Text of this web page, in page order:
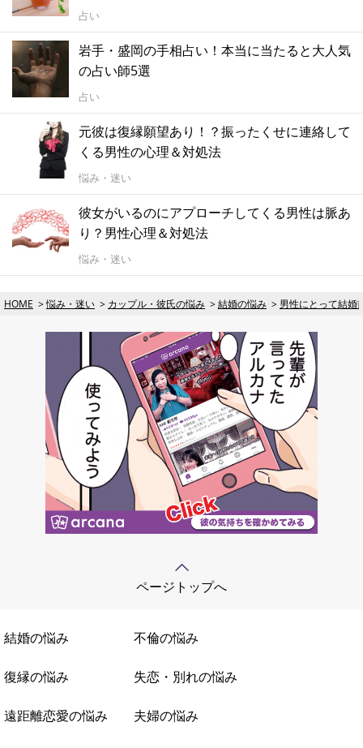
占い
岩手・盛岡の手相占い！本当に当たると大人気
の占い師5選
占い
元彼は復縁願望あり！？振ったくせに連絡して
くる男性の心理＆対処法
悩み・迷い
彼女がいるのにアプローチしてくる男性は脈あ
り？男性心理＆対処法
悩み・迷い
HOME 悩み・迷い カップル・彼氏の悩み 結婚の悩み 男性にとって結婚
ページトップへ
結婚の悩み 不倫の悩み
復縁の悩み 失恋・別れの悩み
遠距離恋愛の悩み 夫婦の悩み